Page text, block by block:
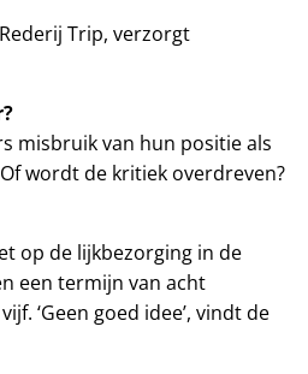
Trip, verzorgt
misbruik van hun positie als
wordt de kritiek overdreven?
op de lijkbezorging in de
een termijn van acht
‘Geen goed idee’, vindt de